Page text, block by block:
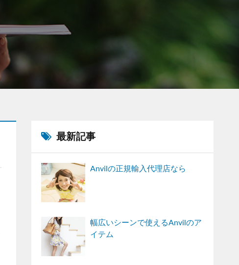
最新記事
Anvilの正規輸入代理店なら
幅広いシーンで使えるAnvilのア
イテム